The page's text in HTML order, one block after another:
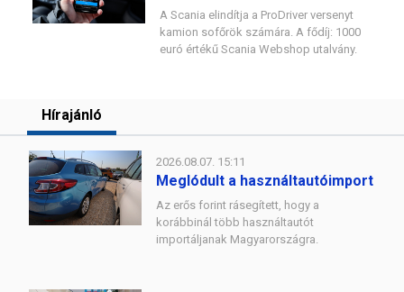
A Scania elindítja a ProDriver versenyt
kamion sofőrök számára. A fődíj: 1000
euró értékű Scania Webshop utalvány.
Hírajánló
2026.08.07. 15:11
Meglódult a használtautóimport
Az erős forint rásegített, hogy a
korábbinál több használtautót
importáljanak Magyarországra.